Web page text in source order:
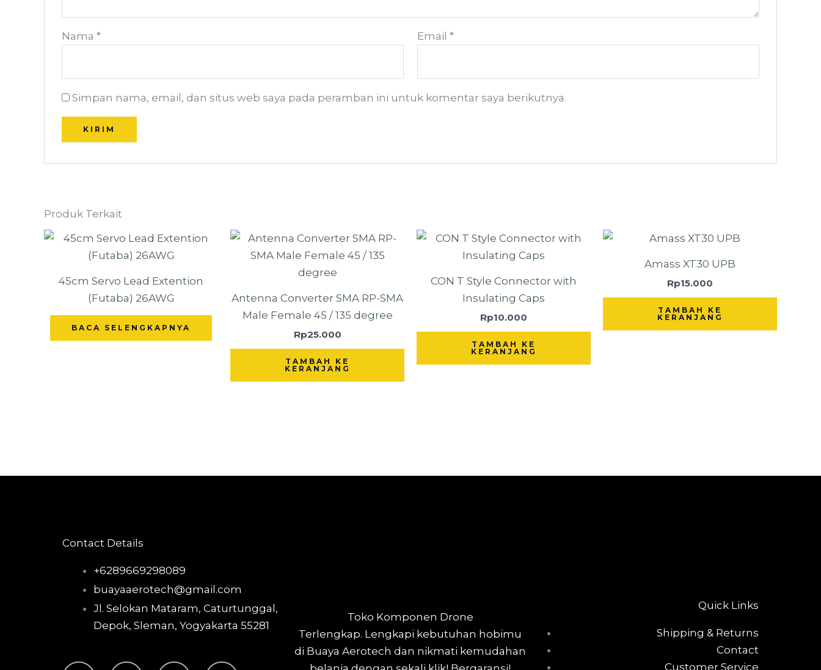
Nama* Email*
Simpan nama, email, dan situs web saya pada peramban ini untuk komentar saya berikutnya.
Produk Terkait
45cm Servo Lead Extention
(Futaba) 26AWG
BACA SELENGKAPNYA
Antenna Converter SMA RP-SMA
Male Female 45 / 135 degree
Rp25.000
TAMBAH KE
KERANJANG
CON T Style Connector with
Insulating Caps
Rp10.000
TAMBAH KE
KERANJANG
Amass XT30 UPB
Rp15.000
TAMBAH KE
KERANJANG
Contact Details
+6289669298089
buayaaerotech@gmail.com
Jl. Selokan Mataram, Caturtunggal,
Depok, Sleman, Yogyakarta 55281
Toko Komponen Drone
Terlengkap. Lengkapi kebutuhan hobimu
di Buaya Aerotech dan nikmati kemudahan
Quick Links
Shipping & Returns
Contact
Customer Service